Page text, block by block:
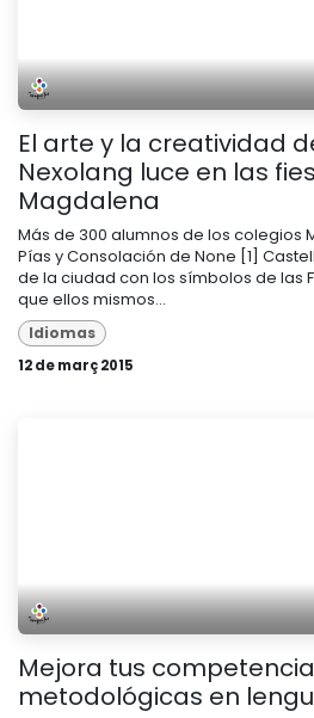
El arte y la creatividad
Nexolang luce en las
Magdalena
Más de 300 alumnos de los colegios
Pías y Consolación de None [1]
de la ciudad con los símbolos de las
que ellos mismos...
Idiomas
12 de març 2015
Mejora tus
metodológicas en